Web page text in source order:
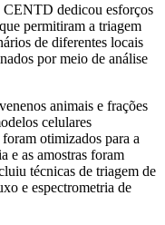
CENTD dedicou esforços
permitiram a triagem
de diferentes locais
por meio de análise
animais e frações
celulares
otimizados para a
e as amostras foram
técnicas de triagem de
e espectrometria de